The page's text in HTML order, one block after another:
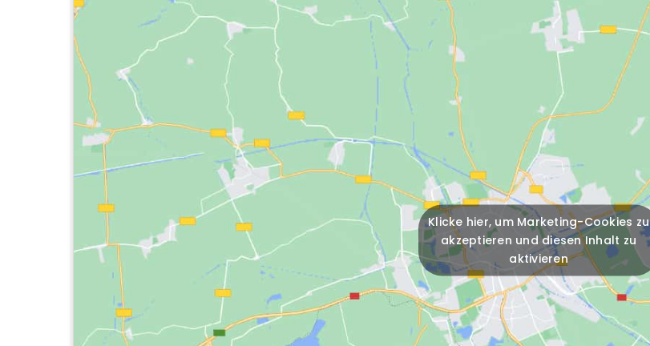
Klicke hier, um Marketing-Cookies zu
akzeptieren und diesen Inhalt zu
aktivieren